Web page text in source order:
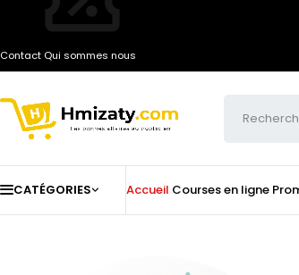
Contact Qui sommes nous
CATÉGORIES Accueil Courses en ligne